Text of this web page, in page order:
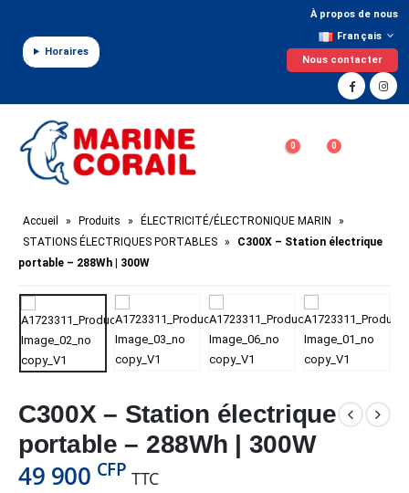
Horaires
À propos de nous
Français
Nous contacter
0 0
Accueil » Produits » ÉLECTRICITÉ/ÉLECTRONIQUE MARIN
»
STATIONS ÉLECTRIQUES PORTABLES »
C300X – Station électrique
portable – 288Wh | 300W
C300X – Station électrique
portable – 288Wh | 300W
49 900 CFP TTC